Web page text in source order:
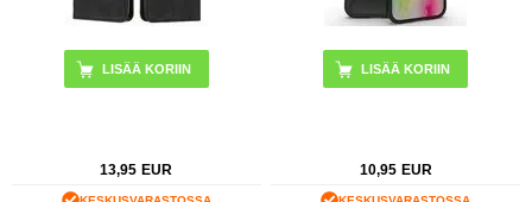
LISÄÄ KORIIN
13,95 EUR 10,95 EUR